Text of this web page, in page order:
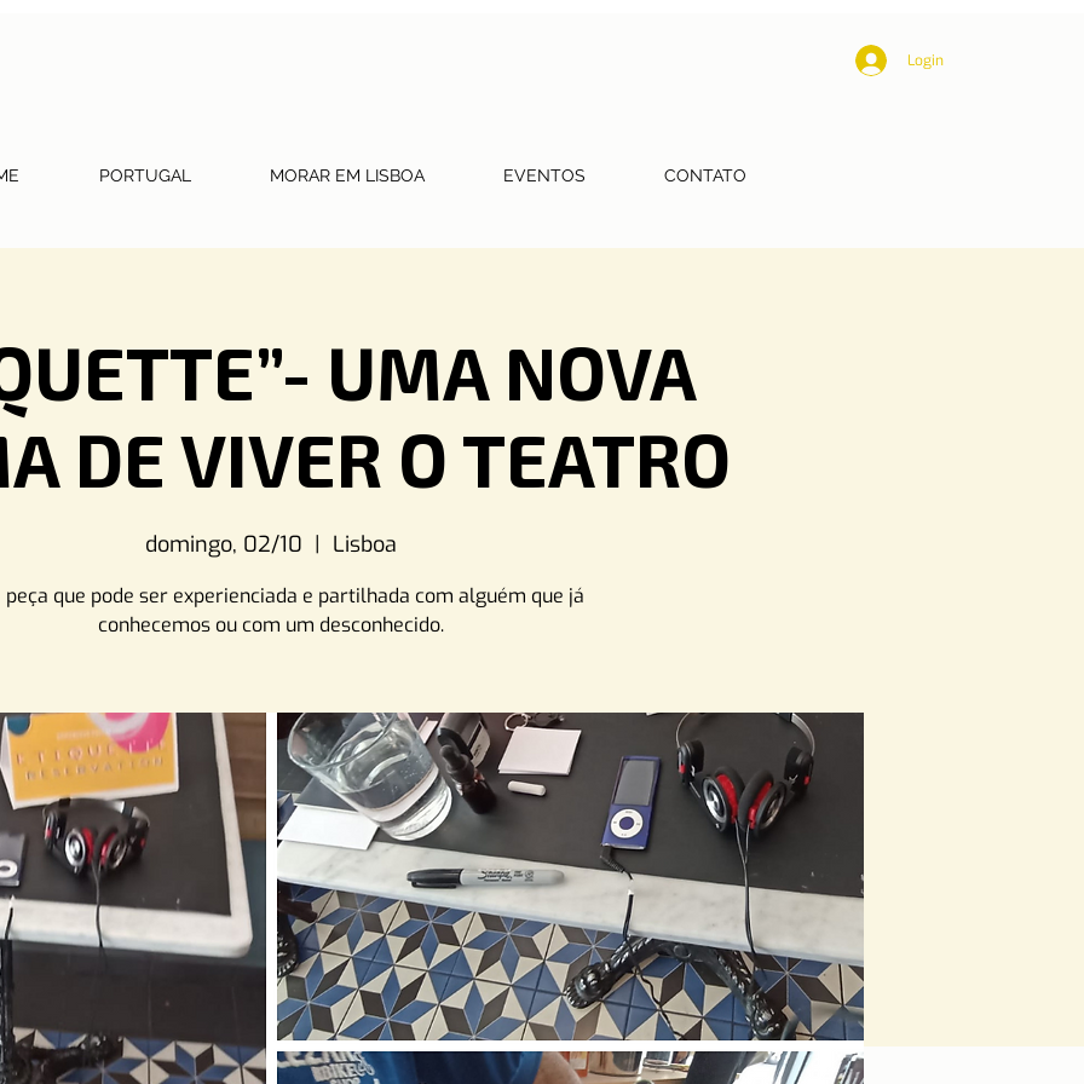
Login
PORTUGAL MORAR EM LISBOA EVENTOS CONTATO
UMA NOVA
DE VIVER O TEATRO
domingo, 02/10
  |
Lisboa
peça que pode ser experienciada e partilhada com alguém que já
conhecemos ou com um desconhecido.